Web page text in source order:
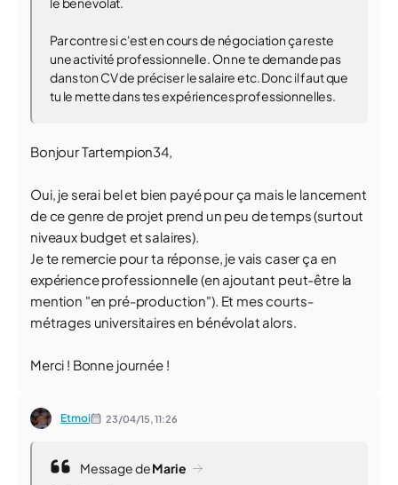
Par contre si c'est en cours de négociation ça reste
une activité professionnelle. On ne te demande pas
dans ton CV de préciser le salaire etc. Donc il faut que
tu le mette dans tes expériences professionnelles.
Bonjour Tartempion34,
Oui, je serai bel et bien payé pour ça mais le lancement
de ce genre de projet prend un peu de temps (surtout
niveaux budget et salaires).
Je te remercie pour ta réponse, je vais caser ça en
expérience professionnelle (en ajoutant peut-être la
mention "en pré-production"). Et mes courts-
métrages universitaires en bénévolat alors.
Merci ! Bonne journée !
Etmoi 23/04/15,11:26
Message deMarie